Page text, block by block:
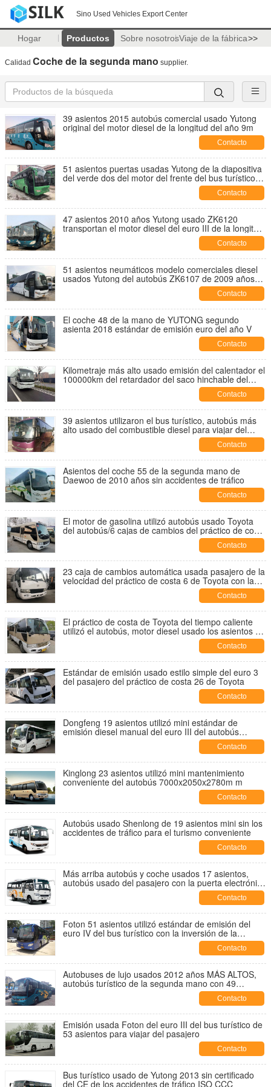
Sino Used Vehicles Export Center
Hogar Productos Sobre nosotrosViaje de la fábrica>>
Calidad Coche de la segunda mano supplier.
39 asientos 2015 autobús comercial usado Yutong
original del motor diesel de la longitud del año 9m
Contacto
51 asientos puertas usadas Yutong de la diapositiva
del verde dos del motor del frente del bus turístico
Contacto
47 asientos 2010 años Yutong usado ZK6120
transportan el motor diesel del euro III de la longitud
Contacto
51 asientos neumáticos modelo comerciales diesel
usados Yutong del autobús ZK6107 de 2009 años
Contacto
El coche 48 de la mano de YUTONG segundo
asienta 2018 estándar de emisión euro del año V
Contacto
Kilometraje más alto usado emisión del calentador el
100000km del retardador del saco hinchable del
Contacto
39 asientos utilizaron el bus turístico, autobús más
alto usado del combustible diesel para viajar del
Contacto
Asientos del coche 55 de la segunda mano de
Daewoo de 2010 años sin accidentes de tráfico
Contacto
El motor de gasolina utilizó autobús usado Toyota
del autobús/6 cajas de cambios del práctico de costa
Contacto
23 caja de cambios automática usada pasajero de la
velocidad del práctico de costa 6 de Toyota con la
Contacto
El práctico de costa de Toyota del tiempo caliente
utilizó el autobús, motor diesel usado los asientos de
la CA del autobús de la ciudad 24-30 Contacto
Estándar de emisión usado estilo simple del euro 3
del pasajero del práctico de costa 26 de Toyota
Contacto
Dongfeng 19 asientos utilizó mini estándar de
emisión diesel manual del euro III del autobús
Contacto
Kinglong 23 asientos utilizó mini mantenimiento
conveniente del autobús 7000x2050x2780m m
Contacto
Autobús usado Shenlong de 19 asientos mini sin los
accidentes de tráfico para el turismo conveniente
Contacto
Más arriba autobús y coche usados 17 asientos,
autobús usado del pasajero con la puerta electrónica
Contacto
Foton 51 asientos utilizó estándar de emisión del
euro IV del bus turístico con la inversión de la
Contacto
Autobuses de lujo usados 2012 años MÁS ALTOS,
autobús turístico de la segunda mano con 49
Contacto
Emisión usada Foton del euro III del bus turístico de
53 asientos para viajar del pasajero
Contacto
Bus turístico usado de Yutong 2013 sin certificado
del CE de los accidentes de tráfico ISO CCC